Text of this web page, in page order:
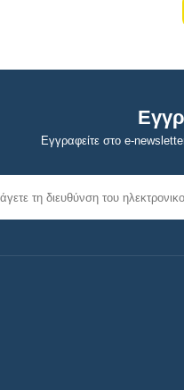
Εγγραφείτε στο e-